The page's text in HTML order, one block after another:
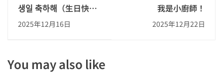
생일 축하해（生日快
樂）韓燒大會
2025年12月16日
我是小廚師！
2025年12月22日
You may also like